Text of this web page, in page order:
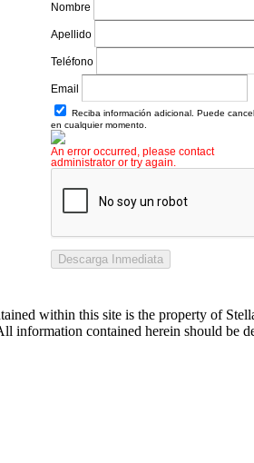
Nombre
Apellido
Teléfono
Email
Reciba información adicional. Puede
en cualquier momento.
An error occurred, please contact
administrator or try again.
Descarga Inmediata
within this site is the property of
information contained herein should be